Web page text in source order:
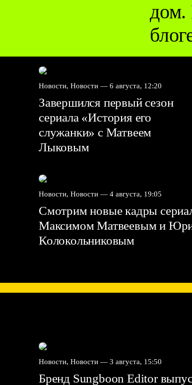
дом.
Новости, Новости — 6 августа, 12:20
Завершился первый сезон
сериала «История его
служанки» с Матвеем
Лыковым
Новости, Новости — 4 августа, 19:05
Смотрим новые кадры
Максимом Матвеевым и
Колокольниковым
Новости, Новости — 3 августа, 15:50
Бренд Sungboon Editor